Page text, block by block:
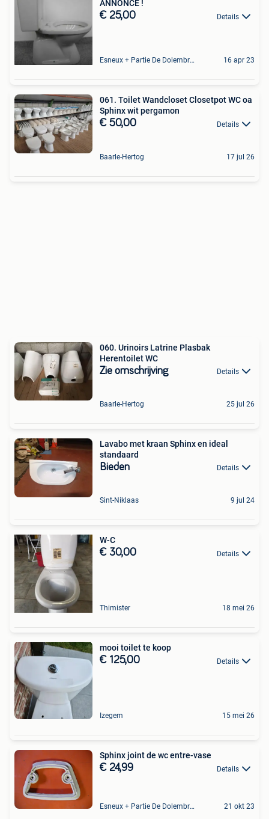
ANNONCE !
€ 25,00 Details
Esneux + Partie De Dolembreux 16 apr 23
061. Toilet Wandcloset Closetpot WC oa
Sphinx wit pergamon
€ 50,00 Details
Baarle-Hertog 17 jul 26
060. Urinoirs Latrine Plasbak
Herentoilet WC
Zie omschrijving Details
Baarle-Hertog 25 jul 26
Lavabo met kraan Sphinx en ideal
standaard
Bieden Details
Sint-Niklaas 9 jul 24
W-C
€ 30,00 Details
Thimister 18 mei 26
mooi toilet te koop
€ 125,00 Details
Izegem 15 mei 26
Sphinx joint de wc entre-vase
€ 24,99 Details
Esneux + Partie De Dolembreux 21 okt 23